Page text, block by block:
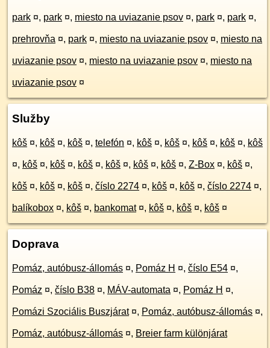
park ¤, park ¤, miesto na uviazanie psov ¤, park ¤, park ¤,
prehrovňa ¤, park ¤, miesto na uviazanie psov ¤, miesto na
uviazanie psov ¤, miesto na uviazanie psov ¤, miesto na
uviazanie psov ¤
Služby
kôš ¤, kôš ¤, kôš ¤, telefón ¤, kôš ¤, kôš ¤, kôš ¤, kôš ¤, kôš
¤, kôš ¤, kôš ¤, kôš ¤, kôš ¤, kôš ¤, kôš ¤, Z-Box ¤, kôš ¤,
kôš ¤, kôš ¤, kôš ¤, číslo 2274 ¤, kôš ¤, kôš ¤, číslo 2274 ¤,
balíkobox ¤, kôš ¤, bankomat ¤, kôš ¤, kôš ¤, kôš ¤
Doprava
Pomáz, autóbusz-állomás ¤, Pomáz H ¤, číslo E54 ¤,
Pomáz ¤, číslo B38 ¤, MÁV-automata ¤, Pomáz H ¤,
Pomázi Szociális Buszjárat ¤, Pomáz, autóbusz-állomás ¤,
Pomáz, autóbusz-állomás ¤, Breier farm különjárat